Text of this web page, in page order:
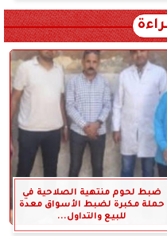
ضبط لحوم منتهية الصلاحية في
حملة مكبرة لضبط الأسواق معدة
للبيع والتداول...